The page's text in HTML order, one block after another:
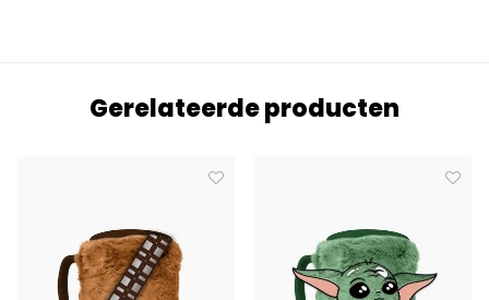
Gerelateerde producten